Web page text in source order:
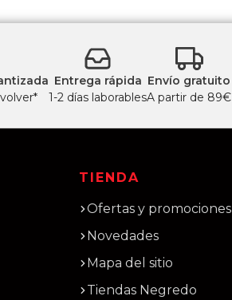
Entrega rápida
1-2 días laborables
Envío gratuito
A partir de 89€
TIENDA
Ofertas y promociones
Novedades
Mapa del sitio
Tiendas Negredo